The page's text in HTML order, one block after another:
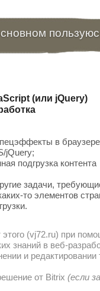
(или jQuery)
в
jQuery;
подгрузка контента
задачи,
то элементов
этого (vj72.ru) при
знаний в веб-
и редактировании
от Bitrix (если